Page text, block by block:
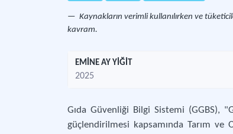
Kaynakların verimli kullanılırken ve
kavram.
EMİNE AY YİĞİT
2025
Gıda Güvenliği Bilgi Sistemi (GGBS),
güçlendirilmesi kapsamında Tarım ve